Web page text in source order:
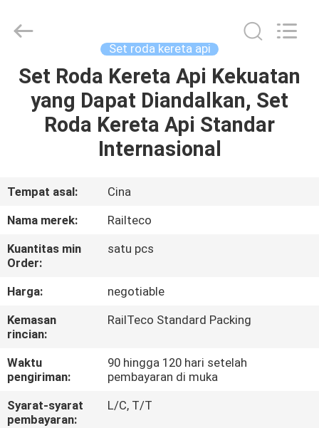
RUMAH
PRODUK
KITA
PABRIK
KUALITAS
HUBUNGI
KAMI
Equipment
Reserved.
Set roda kereta api
Set Roda Kereta Api Kekuatan
yang Dapat Diandalkan, Set
Roda Kereta Api Standar
Internasional
Tempat asal:
Cina
Nama merek:
Railteco
Kuantitas min
Order:
satu pcs
Harga:
negotiable
Kemasan
rincian:
RailTeco Standard Packing
Waktu
pengiriman:
90 hingga 120 hari setelah
pembayaran di muka
Syarat-syarat
pembayaran:
L/C, T/T